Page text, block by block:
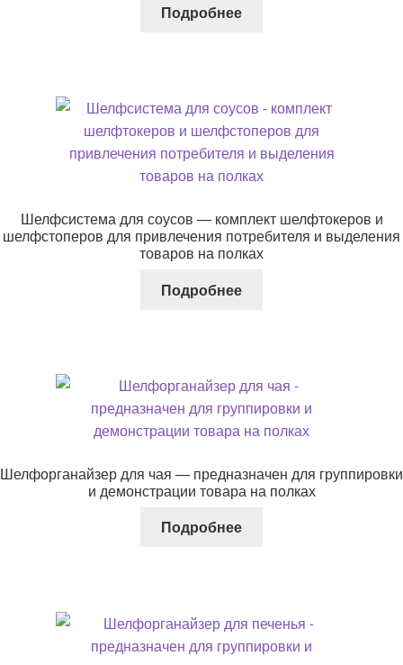
Подробнее
Шелфсистема для соусов — комплект шелфтокеров и
шелфстоперов для привлечения потребителя и выделения
товаров на полках
Подробнее
Шелфорганайзер для чая — предназначен для группировки
и демонстрации товара на полках
Подробнее